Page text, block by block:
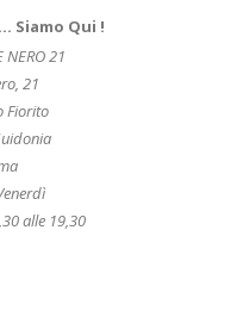
Siamo Qui !
NERO 21
21
Fiorito
alle 19,30